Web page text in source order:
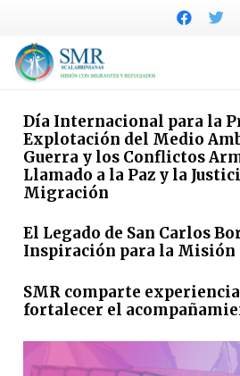
Día Internacional para la
Explotación del Medio
Guerra y los Conflictos
Llamado a la Paz y la
Migración
El Legado de San Carlos
Inspiración para la Misión
SMR comparte
fortalecer el